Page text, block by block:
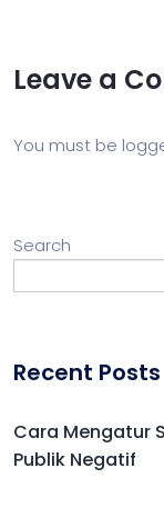
Leave a
You must be
Search
Recent Posts
Cara Mengatur
Publik Negatif